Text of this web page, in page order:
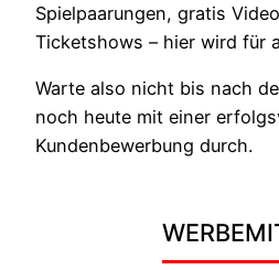
Spielpaarungen, gratis
Ticketshows – hier wird für
Warte also nicht bis nach
noch heute mit einer
Kundenbewerbung durch.